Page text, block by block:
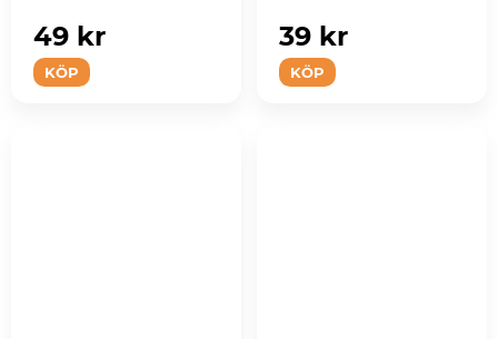
KÖP
49 kr
KÖP
39 kr